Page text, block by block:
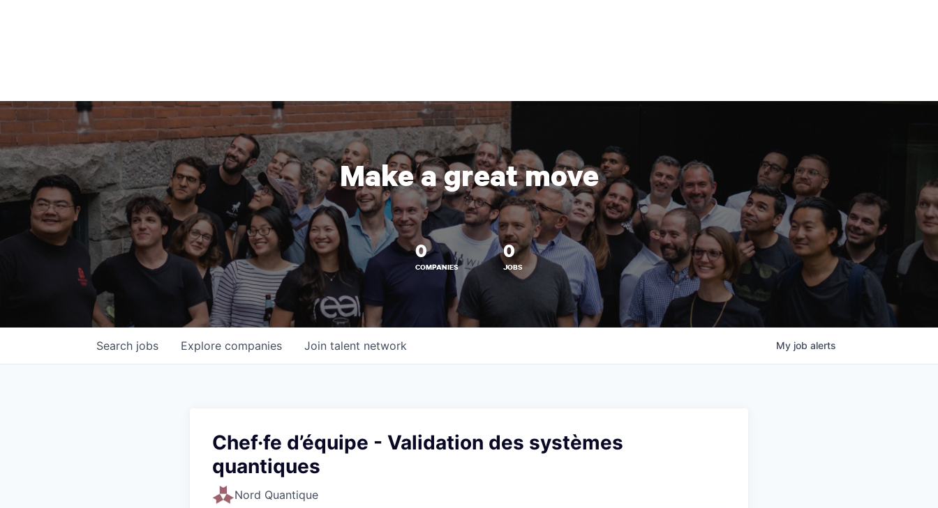
Make a great move
0
COMPANIES
0
JOBS
Search jobs Explore companies Join talent network My job alerts
Chef·fe d’équipe - Validation des systèmes
quantiques
Nord Quantique